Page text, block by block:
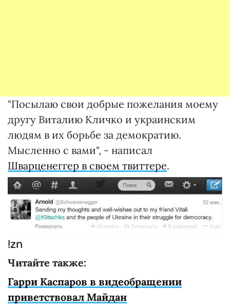
"Посылаю свои добрые пожелания моему
другу Виталию Кличко и украинским
людям в их борьбе за демократию.
Мысленно с вами", - написал
Шварценеггер в своем твиттере.
!zn
Читайте также:
Гарри Каспаров в видеобращении
приветствовал Майдан